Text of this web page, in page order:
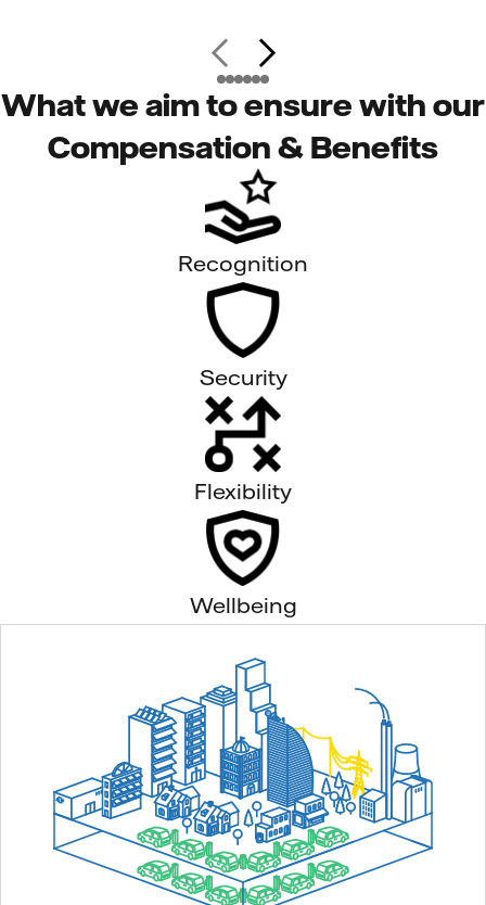
What we aim to ensure with our
Compensation & Benefits
Recognition
Security
Flexibility
Wellbeing